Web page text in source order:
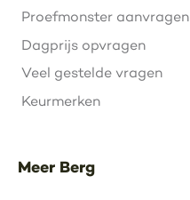
Proefmonster aanvragen
Dagprijs opvragen
Veel gestelde vragen
Keurmerken
Meer Berg